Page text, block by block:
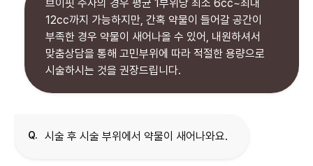
브이핏 주사의 경우 평균 1부위당 최소 6cc~최대
12cc까지 가능하지만, 간혹 약물이 들어갈 공간이
부족한 경우 약물이 새어나올 수 있어, 내원하셔서
맞춤상담을 통해 고민부위에 따라 적절한 용량으로
시술하시는 것을 권장드립니다.
Q. 시술 후 시술 부위에서 약물이 새어나와요.